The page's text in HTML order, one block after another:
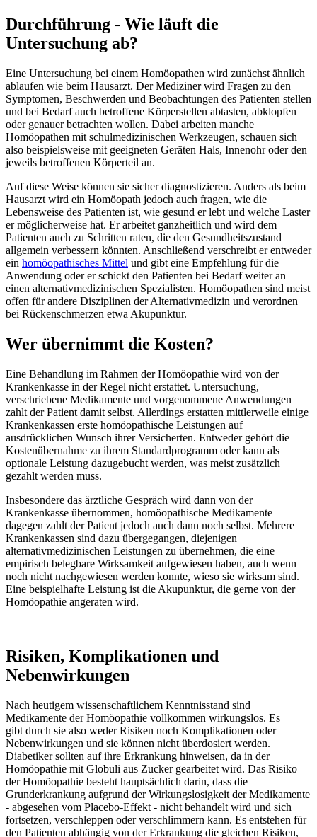
Durchführung - Wie läuft die
Untersuchung ab?
Eine Untersuchung bei einem Homöopathen wird zunächst ähnlich
ablaufen wie beim Hausarzt. Der Mediziner wird Fragen zu den
Symptomen, Beschwerden und Beobachtungen des Patienten stellen
und bei Bedarf auch betroffene Körperstellen abtasten, abklopfen
oder genauer betrachten wollen. Dabei arbeiten manche
Homöopathen mit schulmedizinischen Werkzeugen, schauen sich
also beispielsweise mit geeigneten Geräten Hals, Innenohr oder den
jeweils betroffenen Körperteil an.
Auf diese Weise können sie sicher diagnostizieren. Anders als beim
Hausarzt wird ein Homöopath jedoch auch fragen, wie die
Lebensweise des Patienten ist, wie gesund er lebt und welche Laster
er möglicherweise hat. Er arbeitet ganzheitlich und wird dem
Patienten auch zu Schritten raten, die den Gesundheitszustand
allgemein verbessern könnten. Anschließend verschreibt er entweder
ein homöopathisches Mittel und gibt eine Empfehlung für die
Anwendung oder er schickt den Patienten bei Bedarf weiter an
einen alternativmedizinischen Spezialisten. Homöopathen sind meist
offen für andere Disziplinen der Alternativmedizin und verordnen
bei Rückenschmerzen etwa Akupunktur.
Wer übernimmt die Kosten?
Eine Behandlung im Rahmen der Homöopathie wird von der
Krankenkasse in der Regel nicht erstattet. Untersuchung,
verschriebene Medikamente und vorgenommene Anwendungen
zahlt der Patient damit selbst. Allerdings erstatten mittlerweile einige
Krankenkassen erste homöopathische Leistungen auf
ausdrücklichen Wunsch ihrer Versicherten. Entweder gehört die
Kostenübernahme zu ihrem Standardprogramm oder kann als
optionale Leistung dazugebucht werden, was meist zusätzlich
gezahlt werden muss.
Insbesondere das ärztliche Gespräch wird dann von der
Krankenkasse übernommen, homöopathische Medikamente
dagegen zahlt der Patient jedoch auch dann noch selbst. Mehrere
Krankenkassen sind dazu übergegangen, diejenigen
alternativmedizinischen Leistungen zu übernehmen, die eine
empirisch belegbare Wirksamkeit aufgewiesen haben, auch wenn
noch nicht nachgewiesen werden konnte, wieso sie wirksam sind.
Eine beispielhafte Leistung ist die Akupunktur, die gerne von der
Homöopathie angeraten wird.
Risiken, Komplikationen und
Nebenwirkungen
Nach heutigem wissenschaftlichem Kenntnisstand sind
Medikamente der Homöopathie vollkommen wirkungslos. Es
gibt durch sie also weder Risiken noch Komplikationen oder
Nebenwirkungen und sie können nicht überdosiert werden.
Diabetiker sollten auf ihre Erkrankung hinweisen, da in der
Homöopathie mit Globuli aus Zucker gearbeitet wird. Das Risiko
der Homöopathie besteht hauptsächlich darin, dass die
Grunderkrankung aufgrund der Wirkungslosigkeit der Medikamente
- abgesehen vom Placebo-Effekt - nicht behandelt wird und sich
fortsetzen, verschleppen oder verschlimmern kann. Es entstehen für
den Patienten abhängig von der Erkrankung die gleichen Risiken,